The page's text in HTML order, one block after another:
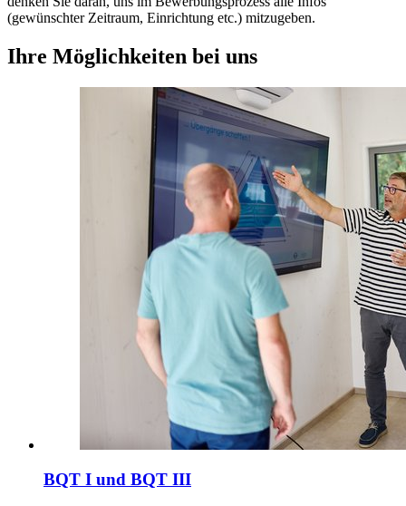
(gewünschter Zeitraum, Einrichtung etc.) mitzugeben.
Ihre Möglichkeiten bei uns
BQT I und BQT III